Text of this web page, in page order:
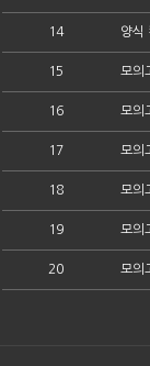
14 양식
15 모의
16 모의
17 모의
18 모의
19 모의
20 모의